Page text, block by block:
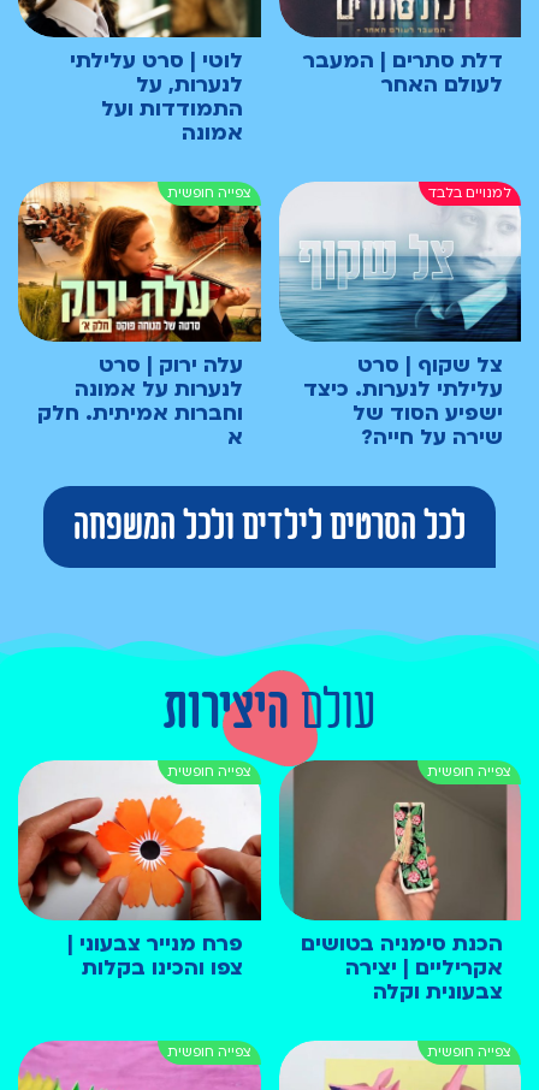
דלת סתרים | המעבר
לעולם האחר
לוטי | סרט עלילתי
לנערות, על
התמודדות ועל
אמונה
צל שקוף | סרט
עלילתי לנערות. כיצד
ישפיע הסוד של
שירה על חייה?
עלה ירוק | סרט
לנערות על אמונה
וחברות אמיתית. חלק
א
לכל הסרטים לילדים ולכל המשפחה
עולם היצירות
הכנת סימניה בטושים
אקריליים | יצירה
צבעונית וקלה
פרח מנייר צבעוני |
צפו והכינו בקלות